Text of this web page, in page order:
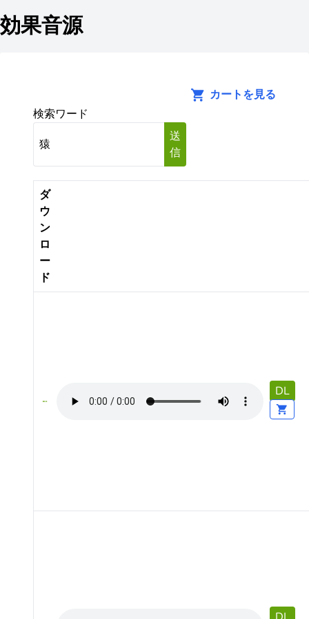
効果音源
カートを見る
検索ワード
送
信
ダ
ウ
ン
ロ
ー
ド
DL